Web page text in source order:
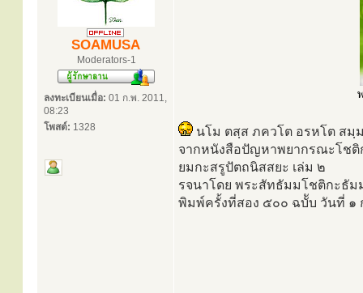
SOAMUSA
Moderators-1
ลงทะเบียนเมื่อ: 01 ก.พ. 2011,
08:23
โพสต์: 1328
นโม ตสฺส ภควโต อรหโต สมฺ
จากหนังสือปัญหาพยากรณะโชติ
ยมกะสรูปัตถนิสสยะ เล่ม ๒
รจนาโดย พระสัทธัมมโชติกะธัม
พิมพ์ครั้งที่สอง ๕๐๐ ฉบัับ วันที่ ๑